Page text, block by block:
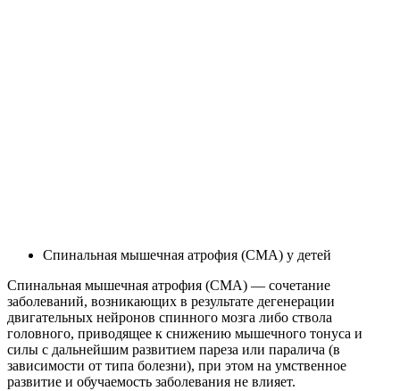
Спинальная мышечная атрофия (СМА) у детей
Спинальная мышечная атрофия (СМА) — сочетание
заболеваний, возникающих в результате дегенерации
двигательных нейронов спинного мозга либо ствола
головного, приводящее к снижению мышечного тонуса и
силы с дальнейшим развитием пареза или паралича (в
зависимости от типа болезни), при этом на умственное
развитие и обучаемость заболевания не влияет.